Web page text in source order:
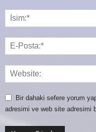
Bir dahaki sefere yorum
adresimi ve web site adresimi